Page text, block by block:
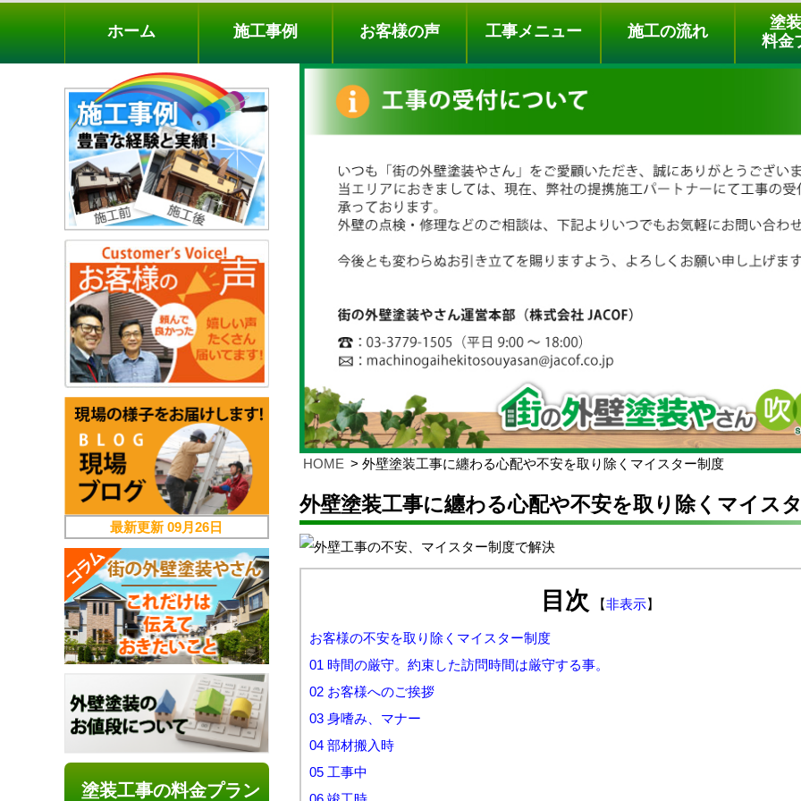
料金プラン 無料点検
ホーム 施工事例 お客様の声 工事メニュー 施工の流れ
塗
料金
HOME 外壁塗装工事に纏わる心配や不安を取り除くマイスター制度
外壁塗装工事に纏わる心配や不安を取り除くマイス
目次 【非表示】
お客様の不安を取り除くマイスター制度
01 時間の厳守。約束した訪問時間は厳守する事。
02 お客様へのご挨拶
03 身嗜み、マナー
04 部材搬入時
05 工事中
最新更新09月26日
塗装工事の料金プラン